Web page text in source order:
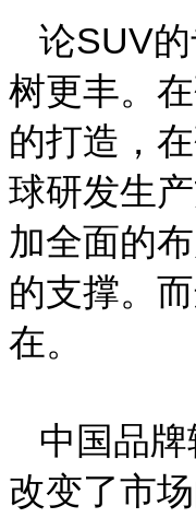
论SUV
树更丰。
的打造，
球研发生
加全面的
的支撑。
在。
中国品
改变了市